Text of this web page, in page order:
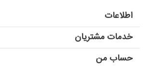
اطلاعات
خدمات مشتریان
حساب من